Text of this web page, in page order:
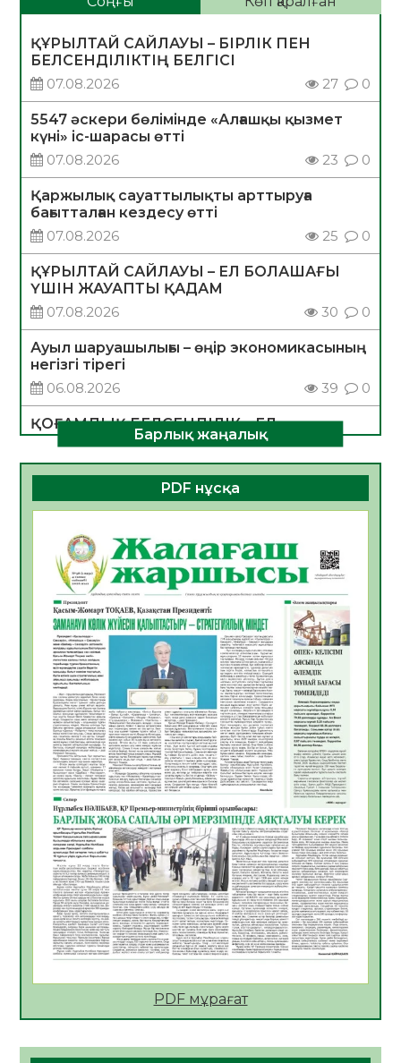
ҚҰРЫЛТАЙ САЙЛАУЫ – БІРЛІК ПЕН
БЕЛСЕНДІЛІКТІҢ БЕЛГІСІ
07.08.2026
27 0
5547 әскери бөлімінде «Алғашқы қызмет
күні» іс-шарасы өтті
07.08.2026
23 0
Қаржылық сауаттылықты арттыруға
бағытталған кездесу өтті
07.08.2026
25 0
ҚҰРЫЛТАЙ САЙЛАУЫ – ЕЛ БОЛАШАҒЫ
ҮШІН ЖАУАПТЫ ҚАДАМ
07.08.2026
30 0
Ауыл шаруашылығы – өңір экономикасының
негізгі тірегі
06.08.2026
39 0
ҚОҒАМДЫҚ БЕЛСЕНДІЛІК – ЕЛ
ДАМУЫНЫҢ НЕГІЗІ
06.08.2026
36 0
ҚҰРЫЛТАЙ САЙЛАУЫ – БОЛАШАҚҚА
БАСТАР ЖАУАПТЫ ТАҢДАУ
06.08.2026
Инфекциялық ауруларға қарсы иммундау
жұмыстарының тиімділігі
06.08.2026
40
Көкжөтел ауруы туралы
06.08.2026
36
АПВ вакцинасы туралы мәлімет
06.08.2026
36
Open Air: Қызылорда облысы полиция
департаменті 20 мыңнан астам
көрерменнің қауіпсіздігін қамтамасыз етті
06.08.2026
48
ҚЫЗЫЛОРДАДА «САНАЛЫ ҰРПАҚ –
ЖАРҚЫН БОЛАШАҚ» АТТЫ КЕҢЕЙТІЛГЕН
МӘЖІЛІС ӨТТІ
05.08.2026
49
Қазақстан Орталық Азиядағы көшуге ең
азаматтың міндеті
Барлық жаңалық
PDF нұсқа
PDF мұрағат